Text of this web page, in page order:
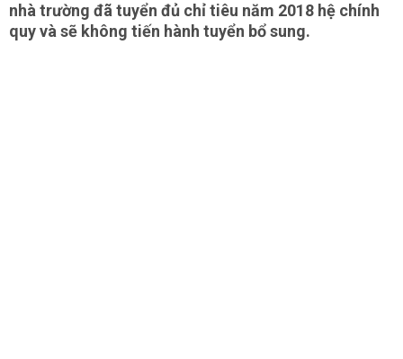
nhà trường đã tuyển đủ chỉ tiêu năm 2018 hệ chính
quy và sẽ không tiến hành tuyển bổ sung.